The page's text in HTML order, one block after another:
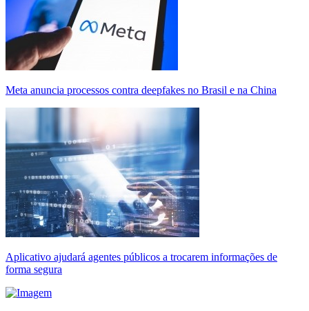
Meta anuncia processos contra deepfakes no Brasil e na China
Aplicativo ajudará agentes públicos a trocarem informações de
forma segura